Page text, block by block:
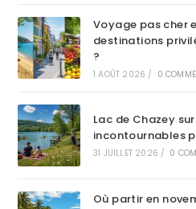
Voyage pas cher
destinations
?
1 AOÛT 2026 / 0
Lac de Chazey
incontournables
31 JUILLET 2026 / 0
Où partir en